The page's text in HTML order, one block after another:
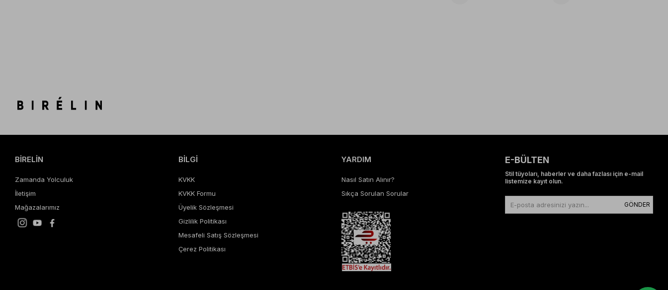
BİRELİN
Zamanda Yolculuk
İletişim
Mağazalarımız
BİLGİ
KVKK
KVKK Formu
Üyelik Sözleşmesi
Gizlilik Politikası
Mesafeli Satış Sözleşmesi
Çerez Politikası
YARDIM
Nasıl Satın Alınır?
Sıkça Sorulan Sorular
E-BÜLTEN
Stil tüyoları, haberler ve daha fazlası için e-mail
listemize kayıt olun.
GÖNDER